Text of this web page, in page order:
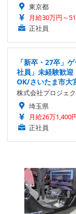
東京都
月給30万円～
正社員
「新卒・27卒」
社員」未経験歓
OK/さいたま市大
株式会社プロジェ
埼玉県
月給26万1,400
正社員